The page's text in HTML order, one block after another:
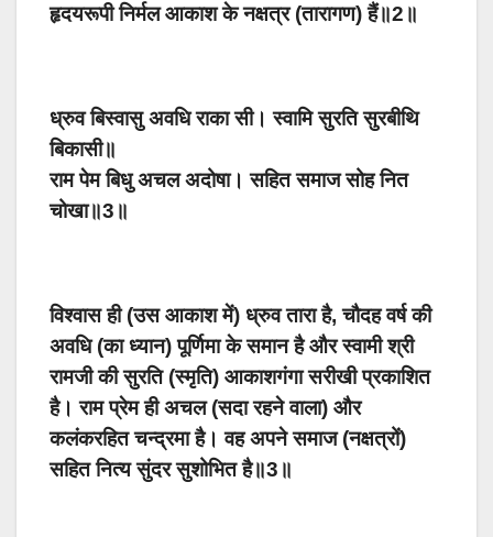
हृदयरूपी निर्मल आकाश के नक्षत्र (तारागण) हैं॥2॥
ध्रुव बिस्वासु अवधि राका सी। स्वामि सुरति सुरबीथि
बिकासी॥
राम पेम बिधु अचल अदोषा। सहित समाज सोह नित
चोखा॥3॥
विश्वास ही (उस आकाश में) ध्रुव तारा है, चौदह वर्ष की
अवधि (का ध्यान) पूर्णिमा के समान है और स्वामी श्री
रामजी की सुरति (स्मृति) आकाशगंगा सरीखी प्रकाशित
है। राम प्रेम ही अचल (सदा रहने वाला) और
कलंकरहित चन्द्रमा है। वह अपने समाज (नक्षत्रों)
सहित नित्य सुंदर सुशोभित है॥3॥